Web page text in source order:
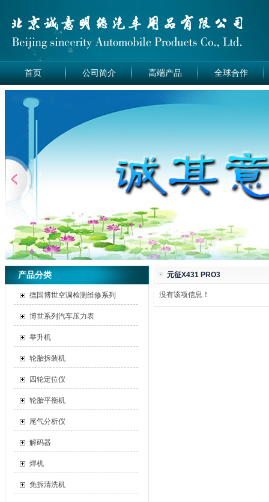
首页 公司简介 高端产品 全球合作
产品分类
德国博世空调检测维修系列
博世系列汽车压力表
举升机
轮胎拆装机
四轮定位仪
轮胎平衡机
尾气分析仪
解码器
焊机
免拆清洗机
元征X431 PRO3
没有该项信息！